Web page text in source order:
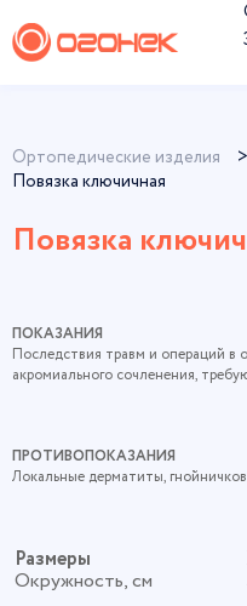
Ортопедические изделия
Повязка ключичная
Повязка
ПОКАЗАНИЯ
Последствия травм и операций
акромиального сочленения,
ПРОТИВОПОКАЗАНИЯ
Локальные дерматиты,
Размеры
Окружность, см